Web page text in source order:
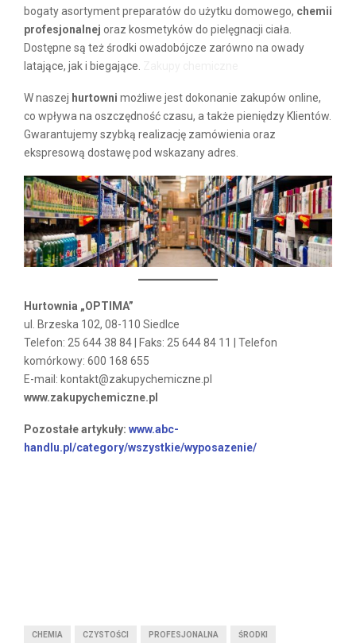
bogaty asortyment preparatów do użytku domowego, chemii
profesjonalnej oraz kosmetyków do pielęgnacji ciała.
Dostępne są też środki owadobójcze zarówno na owady
latające, jak i biegające.
W naszej hurtowni możliwe jest dokonanie zakupów online,
co wpływa na oszczędność czasu, a także pieniędzy Klientów.
Gwarantujemy szybką realizację zamówienia oraz
ekspresową dostawę pod wskazany adres.
Hurtownia „OPTIMA”
ul. Brzeska 102, 08-110 Siedlce
Telefon: 25 644 38 84 | Faks: 25 644 84 11 | Telefon
komórkowy: 600 168 655
E-mail: kontakt@zakupychemiczne.pl
www.zakupychemiczne.pl
Pozostałe artykuły: www.abc-
handlu.pl/category/wszystkie/wyposazenie/
CHEMIA CZYSTOŚCI PROFESJONALNA ŚRODKI